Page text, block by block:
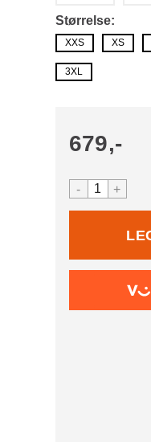
Størrelse
XXS XS
3XL
679,-
- +